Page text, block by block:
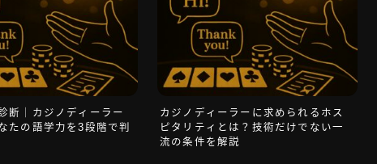
断｜カジノディーラー
たの語学力を3段階で判
カジノディーラーに求められるホス
ピタリティとは？技術だけでない一
流の条件を解説